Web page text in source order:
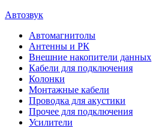
Автозвук
Автомагнитолы
Антенны и РК
Внешние накопители данных
Кабели для подключения
Колонки
Монтажные кабели
Проводка для акустики
Прочее для подключения
Усилители